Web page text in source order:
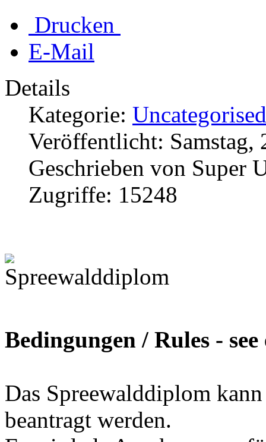
Drucken
E-Mail
Details
Kategorie: Uncategorised
Veröffentlicht: Samstag,
Geschrieben von Super
Zugriffe: 15248
Bedingungen / Rules -
Das Spreewalddiplom
beantragt werden.